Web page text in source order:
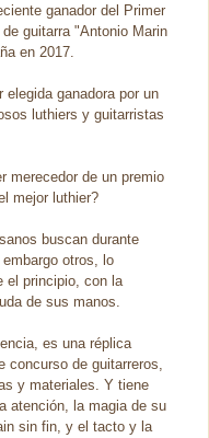
ganador del Primer
guitarra "Antonio Marin
en 2017.
elegida ganadora por un
luthiers y guitarristas
merecedor de un premio
mejor luthier?
buscan durante
otros, lo
el principio, con la
de sus manos.
es una réplica
concurso de guitarreros,
y materiales. Y tiene
atención, la magia de su
sin fin, y el tacto y la